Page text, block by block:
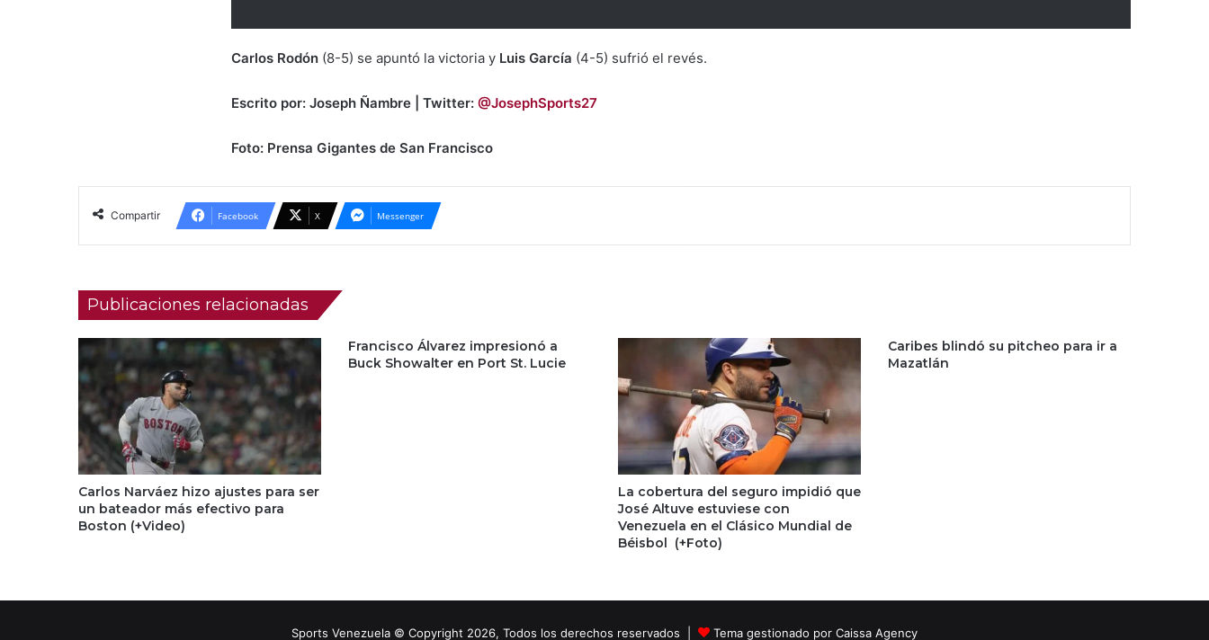
Carlos Rodón (8-5) se apuntó la victoria y Luis García (4-5) sufrió el revés.
Escrito por: Joseph Ñambre | Twitter: @JosephSports27
Foto: Prensa Gigantes de San Francisco
Compartir Facebook X Messenger
Publicaciones relacionadas
Carlos Narváez hizo ajustes para ser
un bateador más efectivo para
Boston (+Video)
Francisco Álvarez impresionó a
Buck Showalter en Port St. Lucie
La cobertura del seguro impidió que
José Altuve estuviese con
Venezuela en el Clásico Mundial de
Béisbol (+Foto)
Caribes blindó su pitcheo para ir a
Mazatlán
Sports Venezuela © Copyright 2026, Todos los derechos reservados | Tema gestionado por Caissa Agency